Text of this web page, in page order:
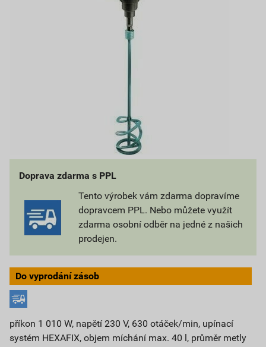
Doprava zdarma s PPL
Tento výrobek vám zdarma dopravíme
dopravcem PPL. Nebo můžete využít
zdarma osobní odběr na jedné z našich
prodejen.
Do vyprodání zásob
příkon 1 010 W, napětí 230 V, 630 otáček/min, upínací
systém HEXAFIX, objem míchání max. 40 l, průměr metly